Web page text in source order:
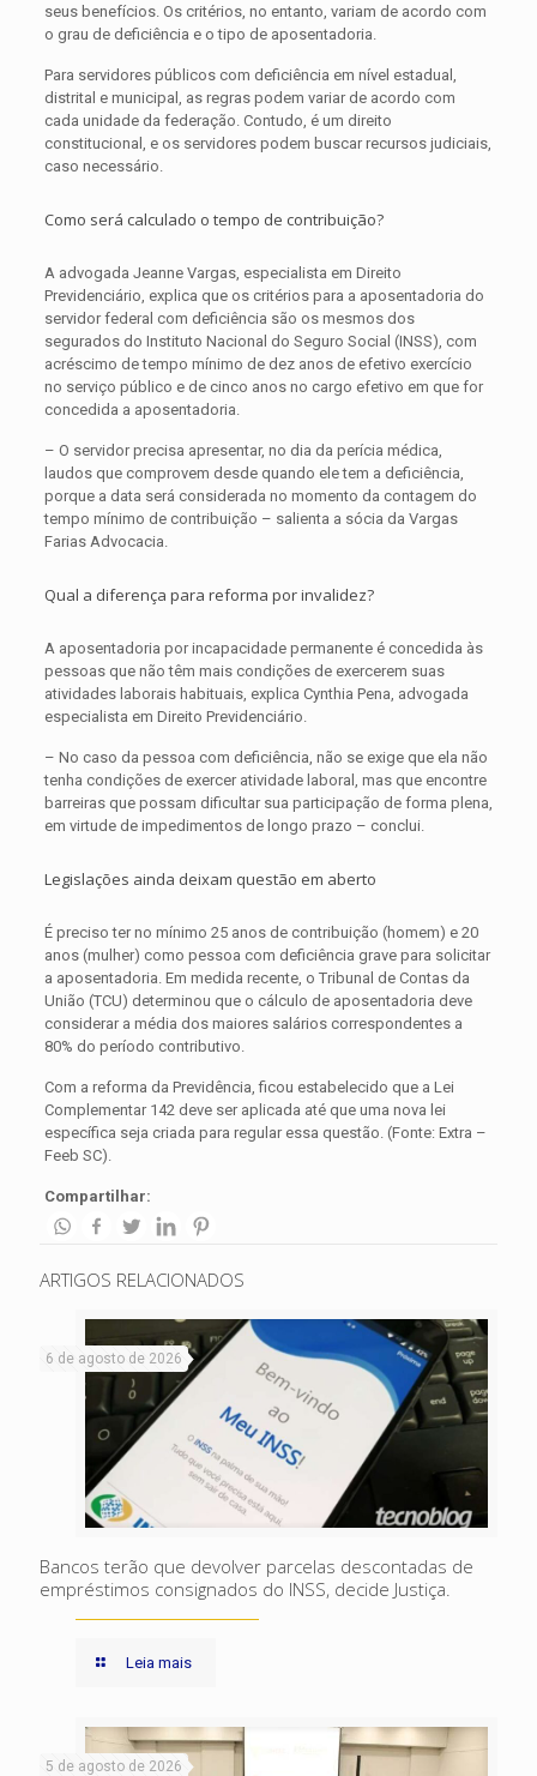
seus benefícios. Os critérios, no entanto, variam de acordo com
o grau de deficiência e o tipo de aposentadoria.
Para servidores públicos com deficiência em nível estadual,
distrital e municipal, as regras podem variar de acordo com
cada unidade da federação. Contudo, é um direito
constitucional, e os servidores podem buscar recursos judiciais,
caso necessário.
Como será calculado o tempo de contribuição?
A advogada Jeanne Vargas, especialista em Direito
Previdenciário, explica que os critérios para a aposentadoria do
servidor federal com deficiência são os mesmos dos
segurados do Instituto Nacional do Seguro Social (INSS), com
acréscimo de tempo mínimo de dez anos de efetivo exercício
no serviço público e de cinco anos no cargo efetivo em que for
concedida a aposentadoria.
– O servidor precisa apresentar, no dia da perícia médica,
laudos que comprovem desde quando ele tem a deficiência,
porque a data será considerada no momento da contagem do
tempo mínimo de contribuição – salienta a sócia da Vargas
Farias Advocacia.
Qual a diferença para reforma por invalidez?
A aposentadoria por incapacidade permanente é concedida às
pessoas que não têm mais condições de exercerem suas
atividades laborais habituais, explica Cynthia Pena, advogada
especialista em Direito Previdenciário.
– No caso da pessoa com deficiência, não se exige que ela não
tenha condições de exercer atividade laboral, mas que encontre
barreiras que possam dificultar sua participação de forma plena,
em virtude de impedimentos de longo prazo – conclui.
Legislações ainda deixam questão em aberto
É preciso ter no mínimo 25 anos de contribuição (homem) e 20
anos (mulher) como pessoa com deficiência grave para solicitar
a aposentadoria. Em medida recente, o Tribunal de Contas da
União (TCU) determinou que o cálculo de aposentadoria deve
considerar a média dos maiores salários correspondentes a
80% do período contributivo.
Com a reforma da Previdência, ficou estabelecido que a Lei
Complementar 142 deve ser aplicada até que uma nova lei
específica seja criada para regular essa questão. (Fonte: Extra –
Feeb SC).
Compartilhar:
ARTIGOS RELACIONADOS
6 de agosto de 2026
Bancos terão que devolver parcelas descontadas de
empréstimos consignados do INSS, decide Justiça.
Leia mais
5 de agosto de 2026